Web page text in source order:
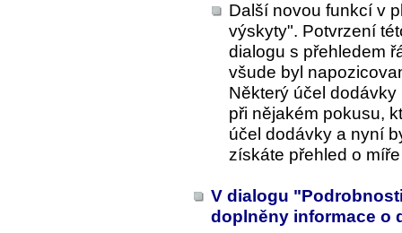
Další novou funkcí v
výskyty". Potvrzení
dialogu s přehledem
všude byl
Některý účel
při nějakém pokusu,
účel dodávky a nyní
získáte přehled o
V dialogu
doplněny informace o